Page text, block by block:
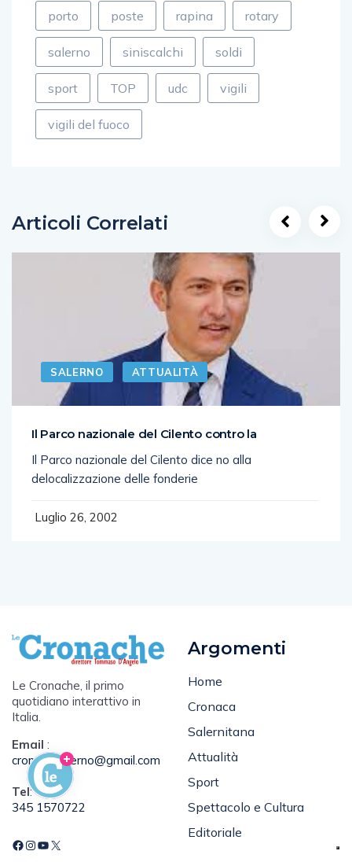
porto poste rapina rotary
salerno siniscalchi soldi
sport TOP udc vigili
vigili del fuoco
Articoli Correlati
SALERNO ATTUALITÀ
Il Parco nazionale del Cilento contro la
Il Parco nazionale del Cilento dice no alla
delocalizzazione delle fonderie
Luglio 26, 2002
Le Cronache, il primo
quotidiano interattivo in
Italia.
Email :
cronacasalerno@gmail.com
Tel:
345 1570722
Argomenti
Home
Cronaca
Salernitana
Attualità
Sport
Spettacolo e Cultura
Editoriale